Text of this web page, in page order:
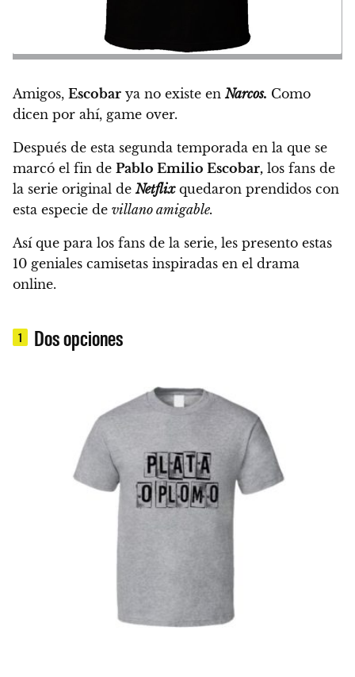
Amigos, Escobar ya no existe en Narcos. Como
dicen por ahí, game over.
Después de esta segunda temporada en la que se
marcó el fin de Pablo Emilio Escobar, los fans de
la serie original de Netflixquedaron prendidos con
esta especie de villano amigable.
Así que para los fans de la serie, les presento estas
10 geniales camisetas inspiradas en el drama
online.
1 Dos opciones